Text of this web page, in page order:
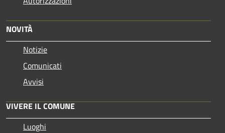
NOVITÀ
Notizie
Comunicati
Avvisi
VIVERE IL COMUNE
Luoghi